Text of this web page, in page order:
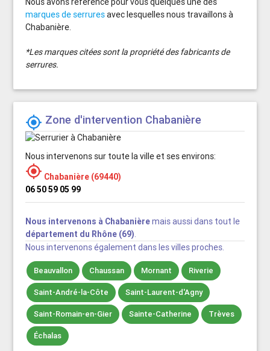
marques de serruresavec lesquelles nous travaillons à
Chabanière.
*Les marques citées sont la propriété des fabricants de
serrures.
 Zone d'intervention Chabanière
Nous intervenons sur toute la ville et ses environs:
 Chabanière (69440)
06 50 59 05 99
Nous intervenons à Chabanièremais aussi dans tout le
département du Rhône (69).
Nous intervenons également dans les villes proches.
Beauvallon Chaussan Mornant Riverie
Saint-André-la-Côte Saint-Laurent-d'Agny
Saint-Romain-en-Gier Sainte-Catherine Trèves
Échalas